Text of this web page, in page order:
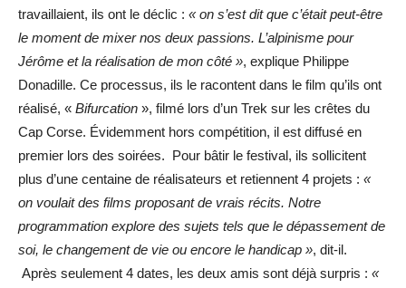
travaillaient, ils ont le déclic : « on s’est dit que c’était peut-être
le moment de mixer nos deux passions. L’alpinisme pour
Jérôme et la réalisation de mon côté », explique Philippe
Donadille. Ce processus, ils le racontent dans le film qu’ils ont
réalisé, « Bifurcation », filmé lors d’un Trek sur les crêtes du
Cap Corse. Évidemment hors compétition, il est diffusé en
premier lors des soirées. Pour bâtir le festival, ils sollicitent
plus d’une centaine de réalisateurs et retiennent 4 projets : «
on voulait des films proposant de vrais récits. Notre
programmation explore des sujets tels que le dépassement de
soi, le changement de vie ou encore le handicap », dit-il.
Après seulement 4 dates, les deux amis sont déjà surpris : «